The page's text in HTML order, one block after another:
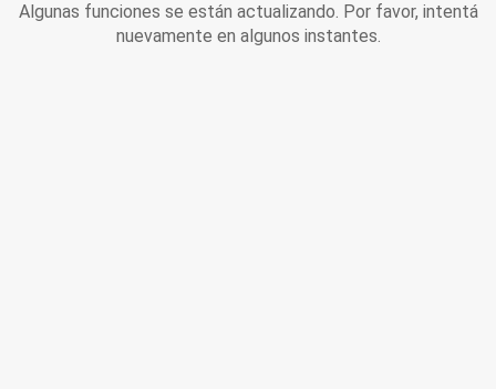
Algunas funciones se están actualizando. Por favor, intentá
nuevamente en algunos instantes.